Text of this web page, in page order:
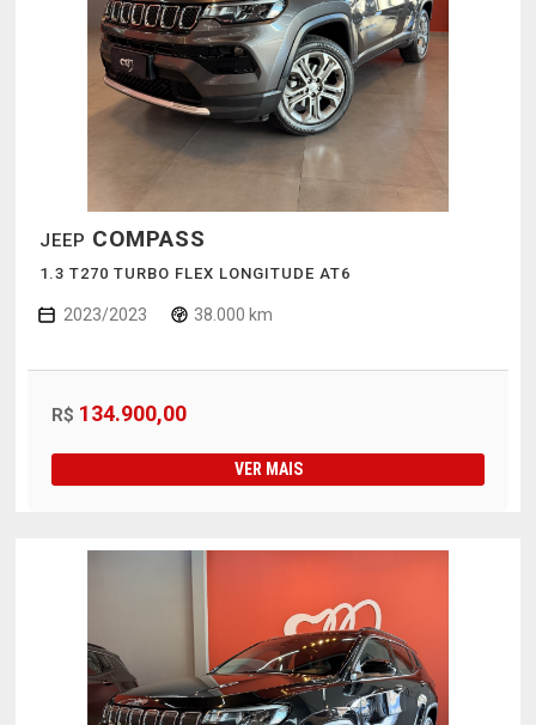
JEEP COMPASS
1.3 T270 TURBO FLEX LONGITUDE AT6
2023/2023 38.000 km
R$ 134.900,00
VER MAIS